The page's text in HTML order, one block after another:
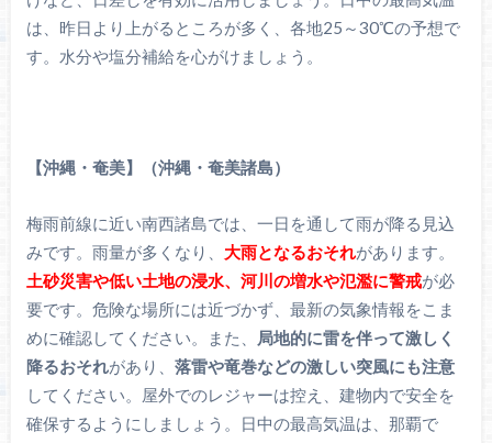
は、昨日より上がるところが多く、各地25～30℃の予想で
す。水分や塩分補給を心がけましょう。
【沖縄・奄美】（沖縄・奄美諸島）
梅雨前線に近い南西諸島では、一日を通して雨が降る見込
みです。雨量が多くなり、 大雨となるおそれがあります。
土砂災害や低い土地の浸水、河川の増水や氾濫に警戒が必
要です。危険な場所には近づかず、最新の気象情報をこま
めに確認してください。また、
局地的に雷を伴って激しく
降るおそれがあり、 落雷や竜巻などの激しい突風にも注意
してください。屋外でのレジャーは控え、建物内で安全を
確保するようにしましょう。日中の最高気温は、那覇で